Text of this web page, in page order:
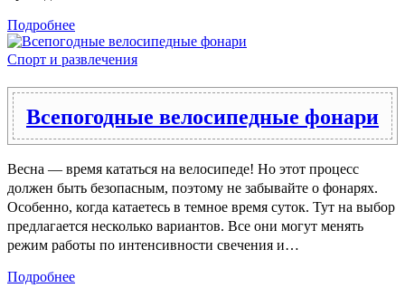
Подробнее
Спорт и развлечения
Всепогодные велосипедные фонари
Весна — время кататься на велосипеде! Но этот процесс
должен быть безопасным, поэтому не забывайте о фонарях.
Особенно, когда катаетесь в темное время суток. Тут на выбор
предлагается несколько вариантов. Все они могут менять
режим работы по интенсивности свечения и…
Подробнее